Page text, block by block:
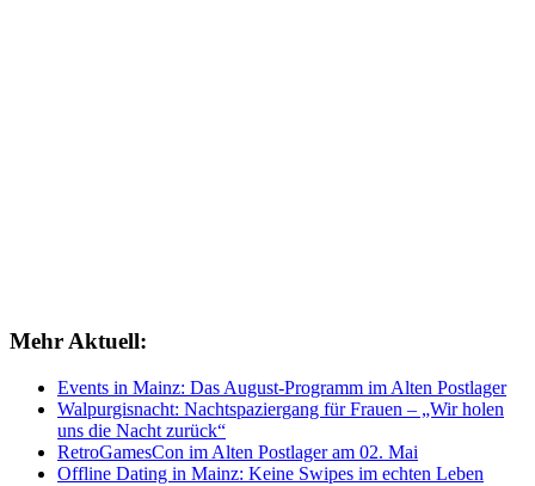
Mehr Aktuell:
Events in Mainz: Das August-Programm im Alten Postlager
Walpurgisnacht: Nachtspaziergang für Frauen – „Wir holen
uns die Nacht zurück“
RetroGamesCon im Alten Postlager am 02. Mai
Offline Dating in Mainz: Keine Swipes im echten Leben